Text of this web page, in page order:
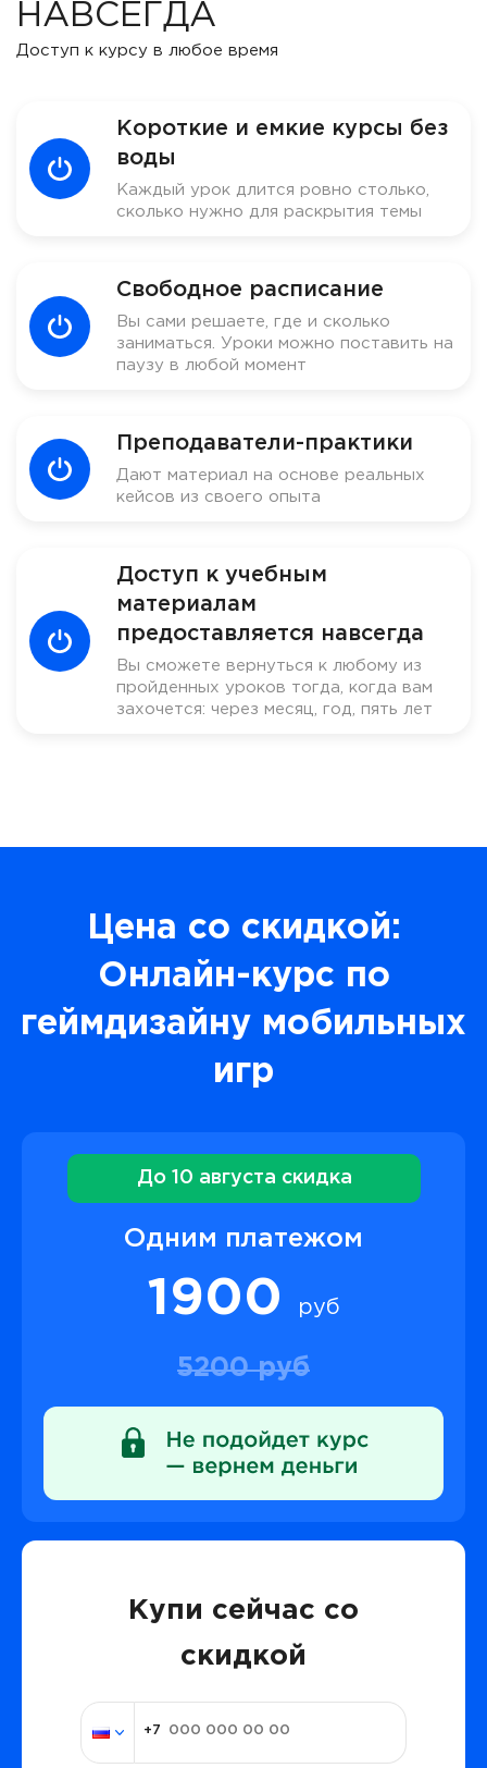
НАВСЕГДА
Доступ к курсу в любое время
Короткие и емкие курсы без
воды
Каждый урок длится ровно столько,
сколько нужно для раскрытия темы
Свободное расписание
Вы сами решаете, где и сколько
заниматься. Уроки можно поставить на
паузу в любой момент
Преподаватели-практики
Дают материал на основе реальных
кейсов из своего опыта
Доступ к учебным
материалам
предоставляется навсегда
Вы сможете вернуться к любому из
пройденных уроков тогда, когда вам
захочется: через месяц, год, пять лет
Цена со скидкой:
Онлайн-курс по
геймдизайну мобильных
игр
До 10 августа скидка
Одним платежом
1900 руб
5200 руб
Купи сейчас со
скидкой